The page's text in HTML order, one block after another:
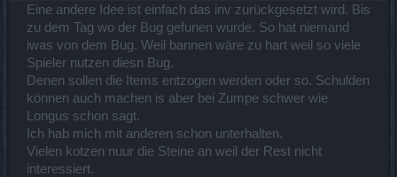
Eine andere Idee ist einfach das inv zurückgesetzt wird. Bis
zu dem Tag wo der Bug gefunen wurde. So hat niemand
iwas von dem Bug. Weil bannen wäre zu hart weil so viele
Spieler nutzen diesn Bug.
Denen sollen die Items entzogen werden oder so. Schulden
können auch machen is aber bei Zumpe schwer wie
Longus schon sagt.
Ich hab mich mit anderen schon unterhalten.
Vielen kotzen nuur die Steine an weil der Rest nicht
interessiert.